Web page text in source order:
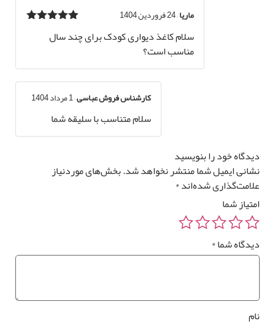
24 فروردین 1404
سلام کاغذ دیواری کودک برای چند سال
مناسب است؟
کارشناس فروش عباسی–1 مرداد 1404
سلام متناسب با سلیقه شما
خود را بنویسید
ایمیل شما منتشر نخواهد شد. بخش‌های موردنیاز
شده‌اند*
شما
شما*